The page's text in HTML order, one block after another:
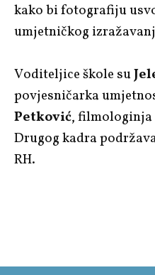
kako bi fotografiju
umjetničkog
Voditeljice škole su
povjesničarka
Petković,
Drugog kadra
RH.